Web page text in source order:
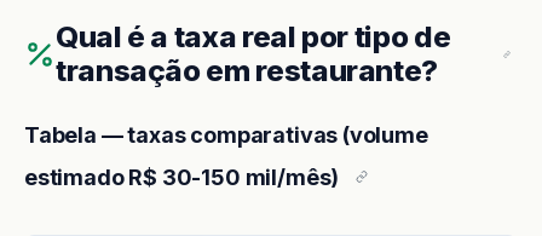
Qual é a taxa real por tipo de
transação em restaurante?
Tabela — taxas comparativas (volume
estimado R$ 30-150 mil/mês)